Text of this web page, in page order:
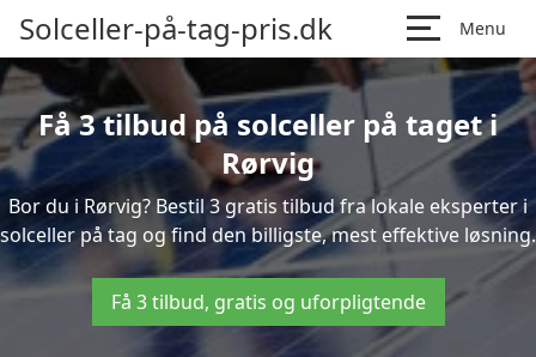
Solceller-på-tag-pris.dk Menu
Få 3 tilbud på solceller på taget i
Rørvig
Bor du i Rørvig? Bestil 3 gratis tilbud fra lokale eksperter i
solceller på tag og find den billigste, mest effektive løsning.
Få 3 tilbud, gratis og uforpligtende